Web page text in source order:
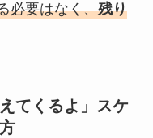
必要はなく、残り
てくるよ」スケ